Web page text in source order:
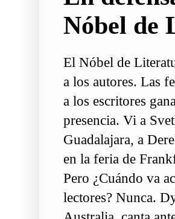
Nóbel de
El Nóbel de
a los autores. Las
a los escritores
presencia. Vi a
Guadalajara, a
en la feria de
Pero ¿Cuándo va
lectores? Nunca.